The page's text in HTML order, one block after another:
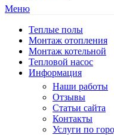
Меню
Теплые полы
Монтаж отопления
Монтаж котельной
Тепловой насос
Информация
Наши работы
Отзывы
Статьи сайта
Контакты
Услуги по